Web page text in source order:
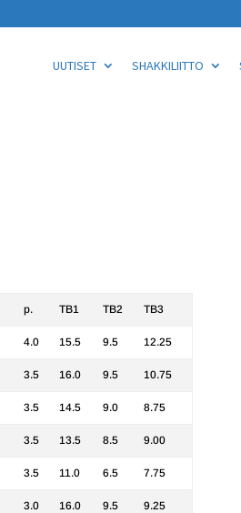
UUTISET SHAKKILIITTO
p. TB1 TB2 TB3
4.0 15.5 9.5 12.25
3.5 16.0 9.5 10.75
3.5 14.5 9.0 8.75
3.5 13.5 8.5 9.00
3.5 11.0 6.5 7.75
3.0 16.0 9.5 9.25